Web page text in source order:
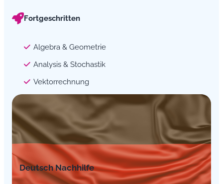
Fortgeschritten
Algebra & Geometrie
Analysis & Stochastik
Vektorrechnung
Deutsch Nachhilfe